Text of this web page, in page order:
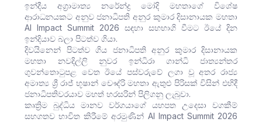
ඉන්දීය අග්‍රාමාත්‍ය නරේන්ද්‍ර මෝදි මහතාගේ විශේෂ
ආරාධනයකට අනුව ජනාධිපති අනුර කුමාර දිසානායක මහතා
AI Impact Summit 2026 සඳහා සහභාගි වීමට ඊයේ දින
ඉන්දියාව බලා පිටත්ව ගියා.
දිවයිනෙන් පිටත්ව ගිය ජනාධිපති අනුර කුමාර දිසානායක
මහතා නවදිල්ලි නුවර ඉන්ධිරා ගාන්ධි ජාත්‍යන්තර
ගුවන්තොටුපළ වෙත ඊයේ පස්වරුවේ ලගා වූ අතර රාජ්‍ය
අමාත්‍ය ශ්‍රී රාජ් භූෂාන් චෞද්රි මහතා ඇතුළු පිරිසක් විසින් එහිදී
ජනාධිපතිවරයාව මහත් හරසරින් පිලිගනු ලැබුවා.
කෘත්‍රිම බුද්ධිය මානව වර්ගයාගේ යහපත උදෙසා වගකීම්
සහගතව භාවිත කිරීමේ අරමුණින් AI Impact Summit 2026